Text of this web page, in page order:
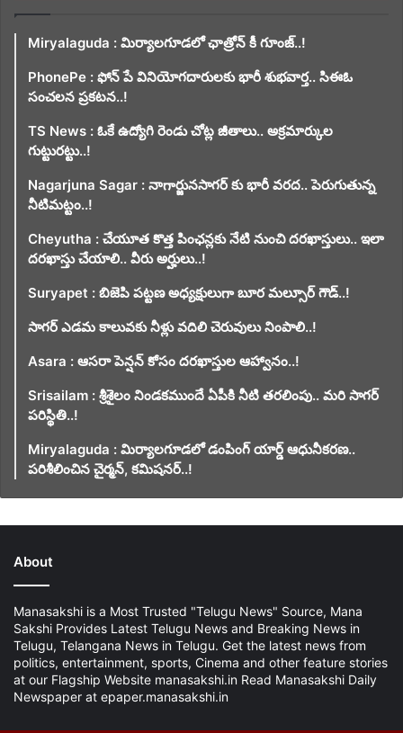
Miryalaguda : మిర్యాలగూడలో ఛాత్రోన్ కీ గూంజ్..!
PhonePe : ఫోన్ పే వినియోగదారులకు భారీ శుభవార్త.. సిఈఓ
సంచలన ప్రకటన..!
TS News : ఓకే ఉద్యోగి రెండు చోట్ల జీతాలు.. అక్రమార్కుల
గుట్టురట్టు..!
Nagarjuna Sagar : నాగార్జునసాగర్ కు భారీ వరద.. పెరుగుతున్న
నీటిమట్టం..!
Cheyutha : చేయూత కొత్త పింఛన్లకు నేటి నుంచి దరఖాస్తులు.. ఇలా
దరఖాస్తు చేయాలి.. వీరు అర్హులు..!
Suryapet : బిజెపి పట్టణ అధ్యక్షులుగా బూర మల్సూర్ గౌడ్..!
సాగర్ ఎడమ కాలువకు నీళ్లు వదిలి చెరువులు నింపాలి..!
Asara : ఆసరా పెన్షన్ కోసం దరఖాస్తుల ఆహ్వానం..!
Srisailam : శ్రీశైలం నిండకముందే ఏపీకి నీటి తరలింపు.. మరి సాగర్
పరిస్థితి..!
Miryalaguda : మిర్యాలగూడలో డంపింగ్ యార్డ్ ఆధునీకరణ..
పరిశీలించిన చైర్మన్, కమిషనర్..!
About
Manasakshi is a Most Trusted "Telugu News" Source, Mana
Sakshi Provides Latest Telugu News and Breaking News in
Telugu, Telangana News in Telugu. Get the latest news from
politics, entertainment, sports, Cinema and other feature stories
at our Flagship Website manasakshi.in Read Manasakshi Daily
Newspaper at epaper.manasakshi.in